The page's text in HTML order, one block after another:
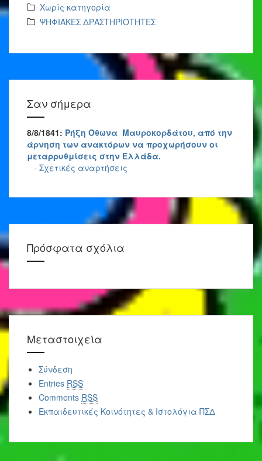
Χωρίς κατηγορία
ΨΗΦΙΑΚΕΣ ΔΡΑΣΤΗΡΙΟΤΗΤΕΣ
Σαν σήμερα
8/8/1841: Ρήξη Όθωνα  Μαυροκορδάτου, από την
άρνηση των ανακτόρων να προχωρήσουν οι
μεταρρυθμίσεις στην Ελλάδα.
- Σχετικές αναρτήσεις
Πρόσφατα σχόλια
Μεταστοιχεία
Σύνδεση
Entries RSS
Comments RSS
Εκπαιδευτικές Κοινότητες & Ιστολόγια ΠΣΔ